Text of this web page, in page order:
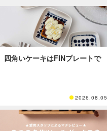
四角いケーキはFINプレートで
2026.08.05